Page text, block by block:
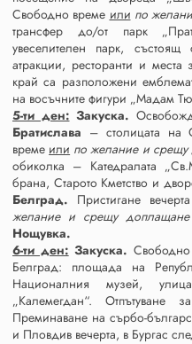
Свободно време или по
трансфер до/от парк
увеселителен парк,
атракции, ресторанти и
край са разположени
на восъчните фигури „Мадам
5-ти ден: Закуска.
Братислава – столицата на
време или по желание и
обиколка – Катедралата
брана, Старото Кметство и
Белград. Пристигане
желание и срещу доплащане
Нощувка.
6-ти ден: Закуска.
Белград: площада на
Националния музей,
„Калемегдан“.
Преминаване на сърбо-
и Пловдив вечерта, в Бургас